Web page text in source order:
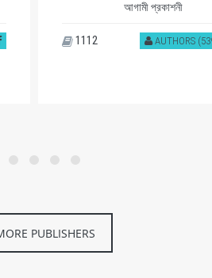
আগামী প্রকাশনী
AUTHORS
1112
PUBLISHERS